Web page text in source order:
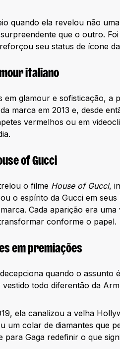
quando ela revelou não
que o outro.
seu status de ícone
italiano
em glamour e sofisticação, a
marca em 2013 e, desde
vermelhos ou em
of Gucci
o filme House of Gucci,
o espírito da Gucci em
Cada aparição era
conforme o papel.
em premiações
quando o assunto
todo diferentão da
ela canalizou a velha
um colar de diamantes que
para Gaga redefinir o que